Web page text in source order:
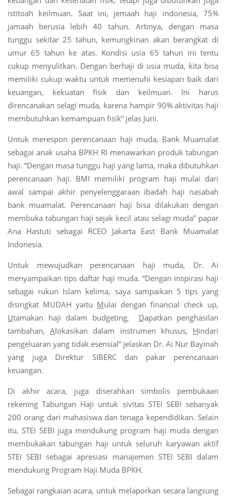
istitoah keilmuan. Saat ini, jemaah haji indonesia, 75%
jamaah berusia lebih 40 tahun. Artinya, dengan masa
tunggu sekitar 25 tahun, kemungkinan akan berangkat di
umur 65 tahun ke atas. Kondisi usia 65 tahun ini tentu
cukup menyulitkan. Dengan berhaji di usia muda, kita bisa
memiliki cukup waktu untuk memenuhi kesiapan baik dari
keuangan, kekuatan fisik dan keilmuan. Ini harus
direncanakan selagi muda, karena hampir 90% aktivitas haji
membutuhkan kemampuan fisik” jelas Juni.
Untuk merespon perencanaan haji muda, Bank Muamalat
sebagai anak usaha BPKH RI menawarkan produk tabungan
haji. “Dengan masa tunggu haji yang lama, maka dibutuhkan
perencanaan haji. BMI memiliki program haji mulai dari
awal sampai akhir penyelenggaraan ibadah haji nasabah
bank muamalat. Perencanaan haji bisa dilakukan dengan
membuka tabungan haji sejak kecil atau selagi muda” papar
Ana Hastuti sebagai RCEO Jakarta East Bank Muamalat
Indonesia.
Untuk mewujudkan perencanaan haji muda, Dr. Ai
menyampaikan tips daftar haji muda. “Dengan inspirasi haji
sebagai rukun Islam kelima, saya sampaikan 5 tips yang
disingkat MUDAH yaitu Mulai dengan financial check up,
Utamakan haji dalam budgeting, Dapatkan penghasilan
tambahan,Alokasikan dalam instrumen khusus, Hindari
pengeluaran yang tidak esensial“ jelaskan Dr. Ai Nur Bayinah
yang juga Direktur SIBERC dan pakar perencanaan
keuangan.
Di akhir acara, juga diserahkan simbolis pembukaan
rekening Tabungan Haji untuk sivitas STEI SEBI sebanyak
200 orang dari mahasiswa dan tenaga kependidikan. Selain
itu, STEI SEBI juga mendukung program haji muda dengan
membukakan tabungan haji untuk seluruh karyawan aktif
STEI SEBI sebagai apresiasi manajemen STEI SEBI dalam
mendukung Program Haji Muda BPKH.
Sebagai rangkaian acara, untuk melaporkan secara langsung